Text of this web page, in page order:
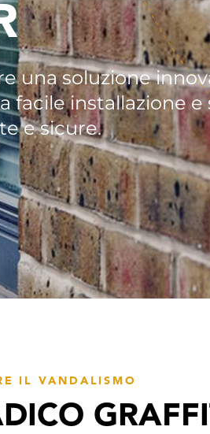
una soluzione
installazione
e sicure.
IL VANDALISMO